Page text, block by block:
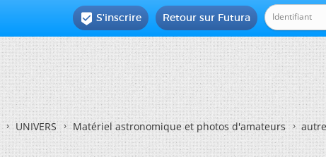
Retour sur Futura
 S'inscrire
UNIVERS Matériel astronomique et photos d'amateurs